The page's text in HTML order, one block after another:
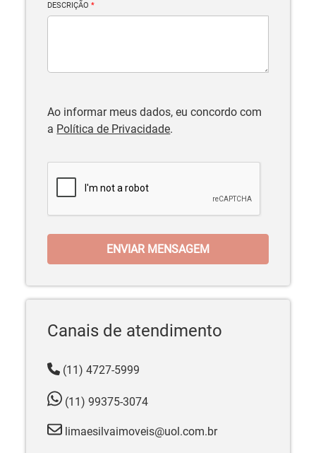
DESCRIÇÃO*
Ao informar meus dados, eu concordo com
a Política de Privacidade.
ENVIAR MENSAGEM
Canais de atendimento
(11) 4727-5999
(11) 99375-3074
limaesilvaimoveis@uol.com.br